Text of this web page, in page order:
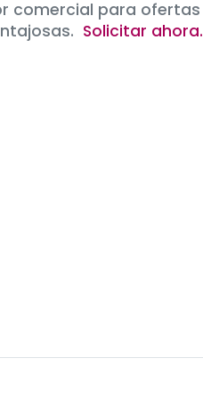
comercial para ofertas
Solicitar ahora.